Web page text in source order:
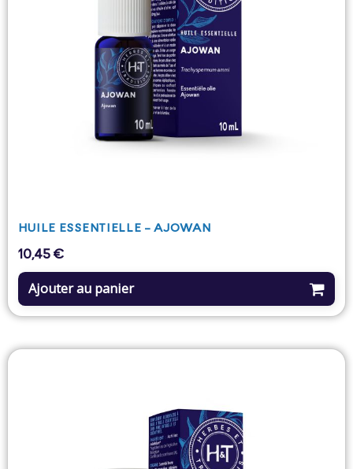
HUILE ESSENTIELLE - AJOWAN
Prix
10,45 €
Ajouter au panier